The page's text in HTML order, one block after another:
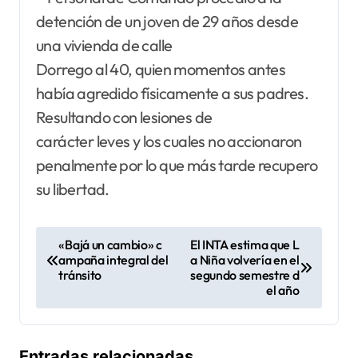
detención de un joven de 29 años desde
una vivienda de calle
Dorrego al 40, quien momentos antes
había agredido físicamente a sus padres.
Resultando con lesiones de
carácter leves y los cuales no accionaron
penalmente por lo que más tarde recupero
su libertad.
e
g
«Bajá un cambio» c
ampaña integral del
tránsito
El INTA estima que L
a Niña volvería en el
segundo semestre d
el año